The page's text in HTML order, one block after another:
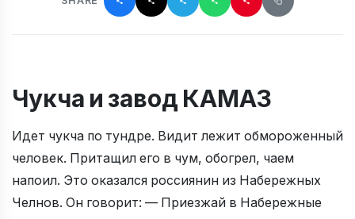
Чукча и завод КАМАЗ
Идет чукча по тундре. Видит лежит обмороженный
человек. Притащил его в чум, обогрел, чаем
напоил. Это оказался россиянин из Набережных
Челнов. Он говорит: — Приезжай в Набережные